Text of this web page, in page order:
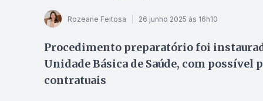
Rozeane Feitosa 26 junho 2025 às 16h10
Procedimento preparatório foi
Unidade Básica de Saúde, com
contratuais